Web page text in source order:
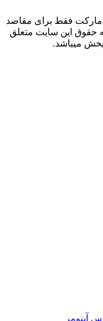
فقط برای مقاصد
حقوق این سایت متعلق
میباشد.
آینومر